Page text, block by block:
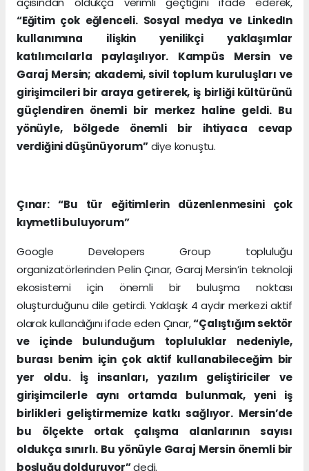
“Eğitim çok eğlenceli. Sosyal medya ve LinkedIn
kullanımına ilişkin yenilikçi yaklaşımlar
katılımcılarla paylaşılıyor. Kampüs Mersin ve
Garaj Mersin; akademi, sivil toplum kuruluşları ve
girişimcileri bir araya getirerek, iş birliği kültürünü
güçlendiren önemli bir merkez haline geldi. Bu
yönüyle, bölgede önemli bir ihtiyaca cevap
verdiğini düşünüyorum”diye konuştu.
Çınar: “Bu tür eğitimlerin düzenlenmesini çok
kıymetli buluyorum”
Google Developers Group topluluğu
organizatörlerinden Pelin Çınar, Garaj Mersin’in teknoloji
ekosistemi için önemli bir buluşma noktası
oluşturduğunu dile getirdi. Yaklaşık 4 aydır merkezi aktif
olarak kullandığını ifade eden Çınar,“Çalıştığım sektör
ve içinde bulunduğum topluluklar nedeniyle,
burası benim için çok aktif kullanabileceğim bir
yer oldu. İş insanları, yazılım geliştiriciler ve
girişimcilerle aynı ortamda bulunmak, yeni iş
birlikleri geliştirmemize katkı sağlıyor. Mersin’de
bu ölçekte ortak çalışma alanlarının sayısı
oldukça sınırlı. Bu yönüyle Garaj Mersin önemli bir
boşluğu dolduruyor”dedi.